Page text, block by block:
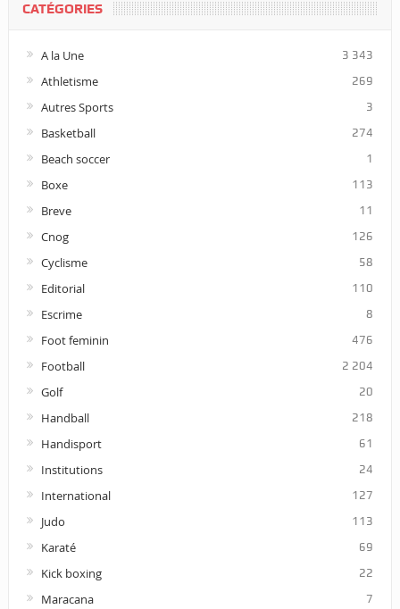
CATÉGORIES
A la Une 3 343
Athletisme 269
Autres Sports 3
Basketball 274
Beach soccer 1
Boxe 113
Breve 11
Cnog 126
Cyclisme 58
Editorial 110
Escrime 8
Foot feminin 476
Football 2 204
Golf 20
Handball 218
Handisport 61
Institutions 24
International 127
Judo 113
Karaté 69
Kick boxing 22
Maracana 7